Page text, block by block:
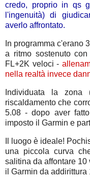
credo, proprio in qs
l'ingenuità) di
averlo affrontato.
In programma c'erano
a ritmo sostenuto
FL+2K veloci -
nella realtà invece
Individuata la
riscaldamento che
5.08 - dopo aver
imposto il Garmin e
Il luogo è ideale!
una piccola curva
salitina da affontare 10
il Garmin da addirittura